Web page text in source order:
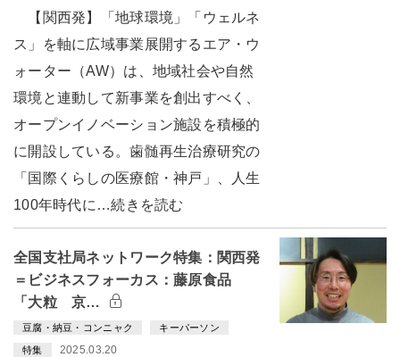
【関西発】「地球環境」「ウェルネ
ス」を軸に広域事業展開するエア・ウ
ォーター（AW）は、地域社会や自然
環境と連動して新事業を創出すべく、
オープンイノベーション施設を積極的
に開設している。歯髄再生治療研究の
「国際くらしの医療館・神戸」、人生
100年時代に…続きを読む
全国支社局ネットワーク特集：関西発
＝ビジネスフォーカス：藤原食品
「大粒 京…
豆腐・納豆・コンニャク キーパーソン
特集 2025.03.20